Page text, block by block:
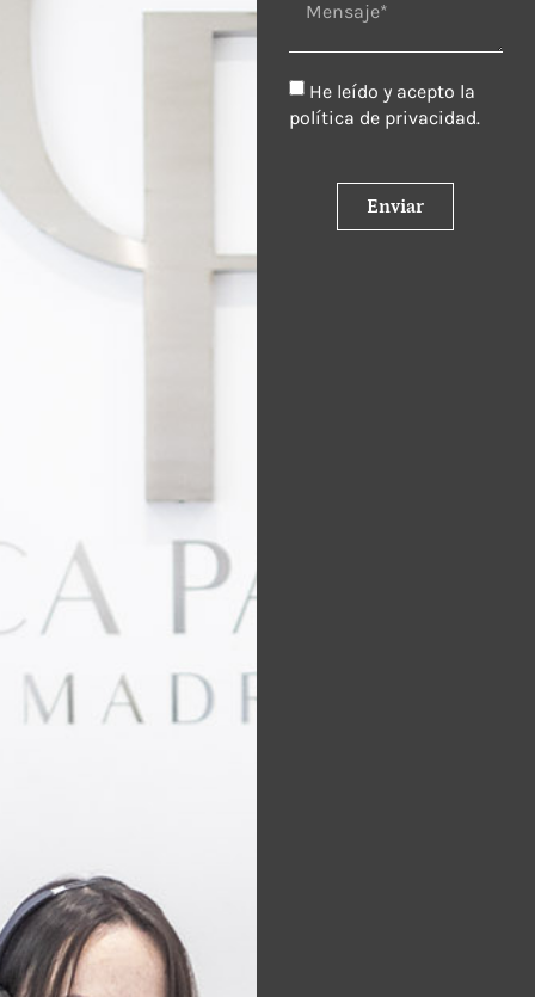
He leído y acepto la
política de privacidad.
Enviar